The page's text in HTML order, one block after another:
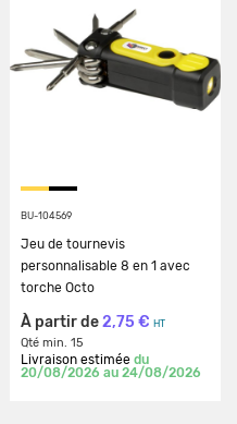
BU-104569
Jeu de tournevis
personnalisable 8 en 1 avec
torche Octo
À partir de2,75 € HT
Qté min. 15
Livraison estimée du
20/08/2026 au 24/08/2026